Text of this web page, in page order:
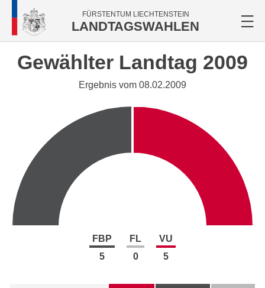
FÜRSTENTUM LIECHTENSTEIN
LANDTAGSWAHLEN
Gewählter Landtag 2009
Ergebnis vom 08.02.2009
FBP
5
FL
0
VU
5